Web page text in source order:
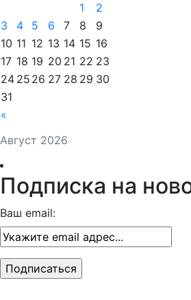
Август 2026
«
1
2
3
4 5 6 7 8
9
10 11 12 13 14 15 16
17 18 19 20 21 22 23
24 25 26 27 28 29 30
31
Подписка на
Ваш email: